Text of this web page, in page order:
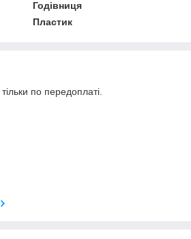
Годівниця
Пластик
по передоплаті.